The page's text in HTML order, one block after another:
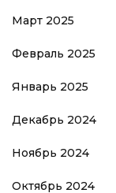
Март 2025
Февраль 2025
Январь 2025
Декабрь 2024
Ноябрь 2024
Октябрь 2024